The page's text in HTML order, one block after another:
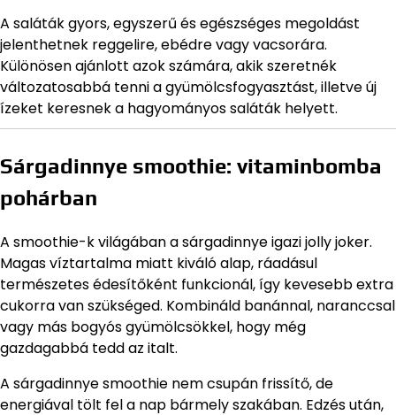
A saláták gyors, egyszerű és egészséges megoldást
jelenthetnek reggelire, ebédre vagy vacsorára.
Különösen ajánlott azok számára, akik szeretnék
változatosabbá tenni a gyümölcsfogyasztást, illetve új
ízeket keresnek a hagyományos saláták helyett.
Sárgadinnye smoothie: vitaminbomba
pohárban
A smoothie-k világában a sárgadinnye igazi jolly joker.
Magas víztartalma miatt kiváló alap, ráadásul
természetes édesítőként funkcionál, így kevesebb extra
cukorra van szükséged. Kombináld banánnal, naranccsal
vagy más bogyós gyümölcsökkel, hogy még
gazdagabbá tedd az italt.
A sárgadinnye smoothie nem csupán frissítő, de
energiával tölt fel a nap bármely szakában. Edzés után,